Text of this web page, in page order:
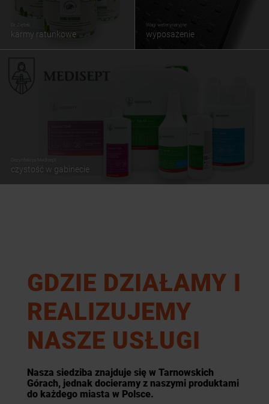
Dezynfekcja Medisept
czystość w gabinecie
Dr Ziętek
karmy ratunkowe
Wagi weterynaryjne
wyposażenie
GDZIE DZIAŁAMY I
REALIZUJEMY
NASZE USŁUGI
Nasza siedziba znajduje się w Tarnowskich
Górach, jednak docieramy z naszymi produktami
do każdego miasta w Polsce.